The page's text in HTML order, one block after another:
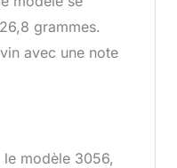
grammes.
avec une note
modèle 3056,